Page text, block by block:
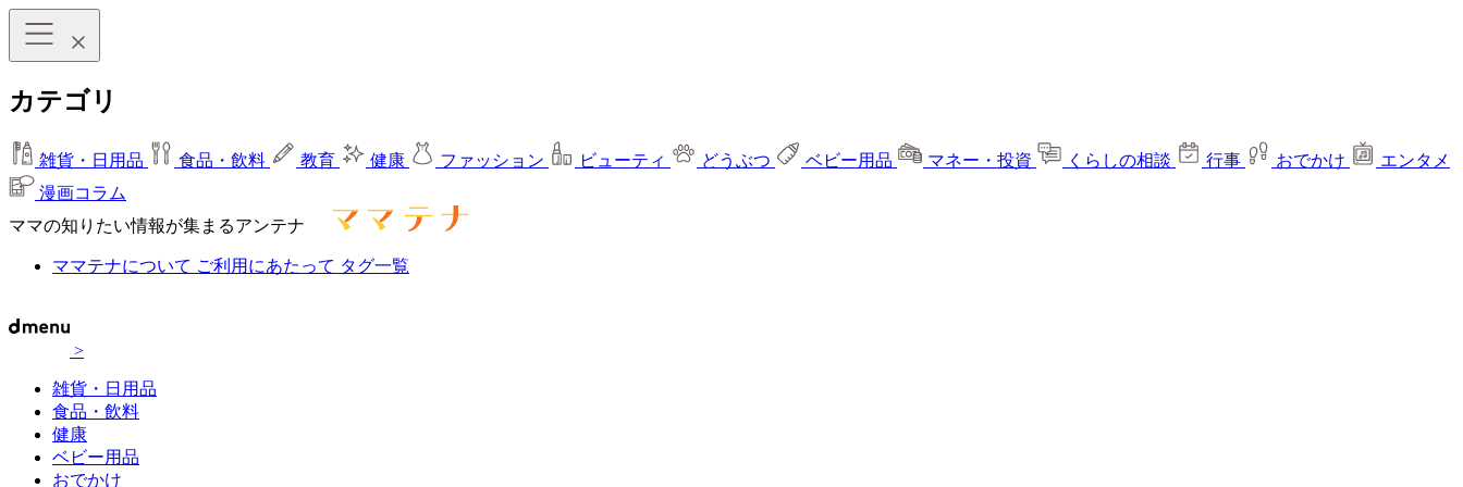
カテゴリ
雑貨・日用品 食品・飲料 教育 健康 ファッション ビューティ どうぶつ ベビー用品 マネー・投資 くらしの相談 行事 おでかけ
エンタメ
漫画コラム
ママの知りたい情報が集まるアンテナ
ママテナについて ご利用にあたって タグ一覧
>
雑貨・日用品
食品・飲料
健康
ベビー用品
おでかけ